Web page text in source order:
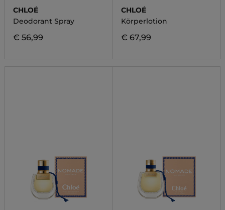
CHLOÉ
Deodorant Spray
€ 56,99
CHLOÉ
Körperlotion
€ 67,99